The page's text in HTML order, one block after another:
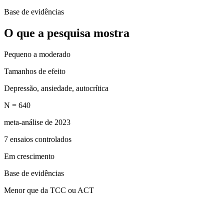
Base de evidências
O que a pesquisa mostra
Pequeno a moderado
Tamanhos de efeito
Depressão, ansiedade, autocrítica
N = 640
meta-análise de 2023
7 ensaios controlados
Em crescimento
Base de evidências
Menor que da TCC ou ACT